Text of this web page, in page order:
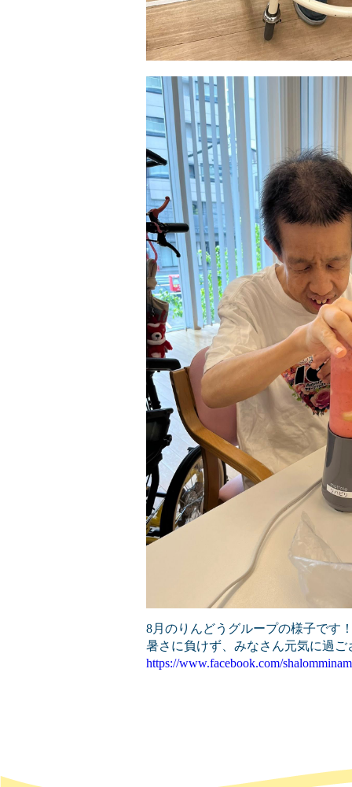
8月のりんどうグループの様子です
暑さに負けず、みなさん元気に過ご
https://www.facebook.com/